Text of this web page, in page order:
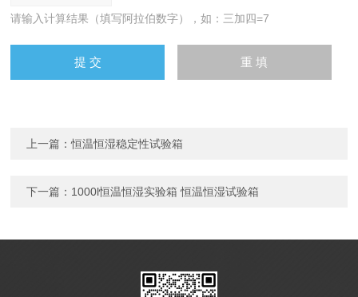
请输入计算结果（填写阿拉伯数字），如：三加四=7
上一篇：恒温恒湿稳定性试验箱
下一篇： 1000l恒温恒湿实验箱 恒温恒湿试验箱